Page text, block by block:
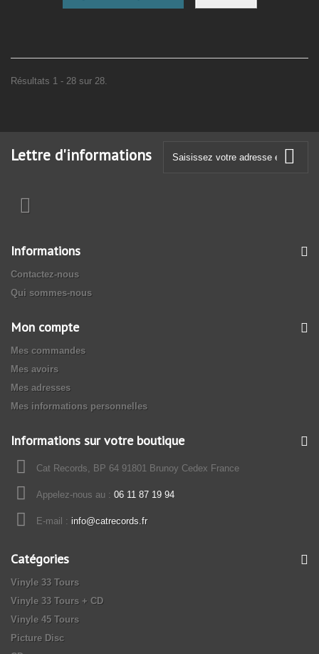
Résultats 1 - 28 sur 28.
Lettre d'informations
Informations
Contactez-nous
Qui sommes-nous
Mon compte
Mes commandes
Mes avoirs
Mes adresses
Mes informations personnelles
Informations sur votre boutique
Cat Records, BP 64 91801 Brunoy Cedex France
Appelez-nous au : 06 11 87 19 94
E-mail : info@catrecords.fr
Catégories
Vinyle 33 Tours
Vinyle 33 Tours + CD
Vinyle 45 Tours
Picture Disc